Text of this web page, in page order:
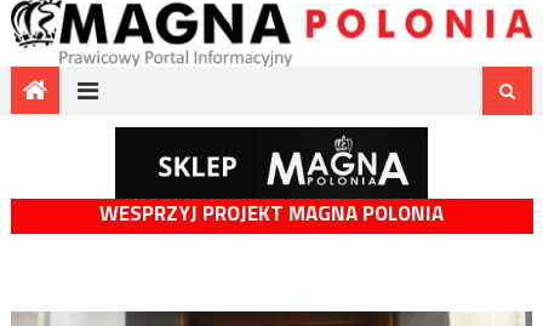
WESPRZYJ PROJEKT MAGNA POLONIA